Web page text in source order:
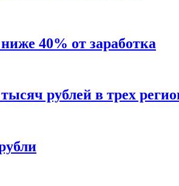
40% от заработка
рублей в трех